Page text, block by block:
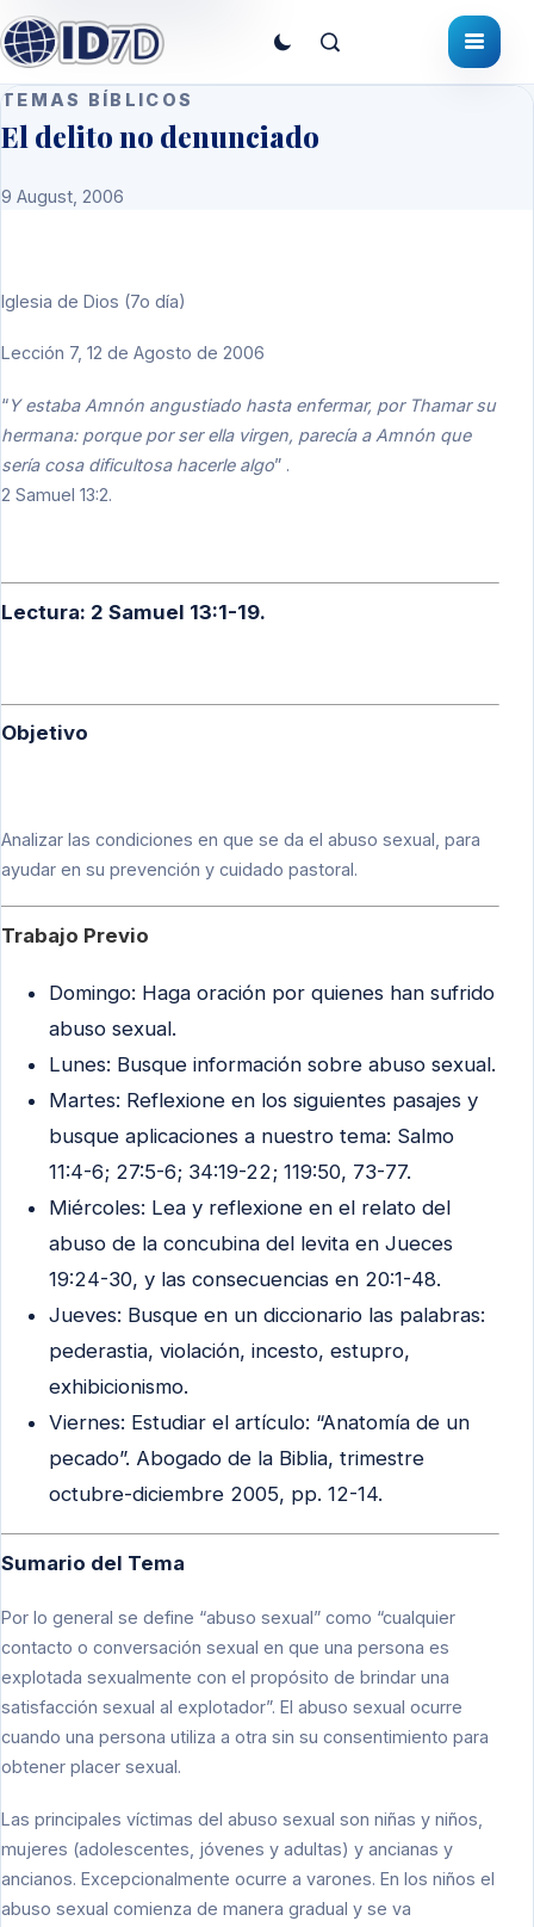
TEMAS BÍBLICOS
El delito no denunciado
9 August, 2006
Iglesia de Dios (7o día)
Lección 7, 12 de Agosto de 2006
“Y estaba Amnón angustiado hasta enfermar, por Thamar su
hermana: porque por ser ella virgen, parecía a Amnón que
sería cosa dificultosa hacerle algo” .
2 Samuel 13:2.
Lectura: 2 Samuel 13:1-19.
Objetivo
Analizar las condiciones en que se da el abuso sexual, para
ayudar en su prevención y cuidado pastoral.
Trabajo Previo
Domingo: Haga oración por quienes han sufrido
abuso sexual.
Lunes: Busque información sobre abuso sexual.
Martes: Reflexione en los siguientes pasajes y
busque aplicaciones a nuestro tema: Salmo
11:4-6; 27:5-6; 34:19-22; 119:50, 73-77.
Miércoles: Lea y reflexione en el relato del
abuso de la concubina del levita en Jueces
19:24-30, y las consecuencias en 20:1-48.
Jueves: Busque en un diccionario las palabras:
pederastia, violación, incesto, estupro,
exhibicionismo.
Viernes: Estudiar el artículo: “Anatomía de un
pecado”. Abogado de la Biblia, trimestre
octubre-diciembre 2005, pp. 12-14.
Sumario del Tema
Por lo general se define “abuso sexual” como “cualquier
contacto o conversación sexual en que una persona es
explotada sexualmente con el propósito de brindar una
satisfacción sexual al explotador”. El abuso sexual ocurre
cuando una persona utiliza a otra sin su consentimiento para
obtener placer sexual.
Las principales víctimas del abuso sexual son niñas y niños,
mujeres (adolescentes, jóvenes y adultas) y ancianas y
ancianos. Excepcionalmente ocurre a varones. En los niños el
abuso sexual comienza de manera gradual y se va